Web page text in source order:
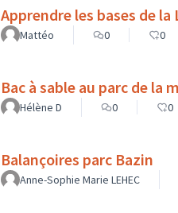
Apprendre les bases de
Mattéo 0 0
Bac à sable au parc de la
Hélène D 0 0
Balançoires parc Bazin
Anne-Sophie Marie LEHEC